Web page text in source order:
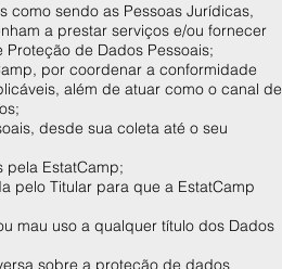
como sendo as Pessoas Jurídicas,
a prestar serviços e/ou fornecer
de Dados Pessoais;
por coordenar a conformidade
além de atuar como o canal de
desde sua coleta até o seu
pela EstatCamp;
pelo Titular para que a EstatCamp
mau uso a qualquer título dos Dados
sobre a proteção de dados